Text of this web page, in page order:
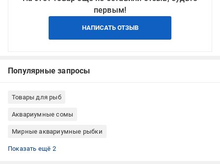
первым!
НАПИСАТЬ ОТЗЫВ
Популярные запросы
Товары для рыб
Аквариумные сомы
Мирные аквариумные рыбки
Стайные аквариумные рыбки
Донные аквариумные рыбки
Показать ещё 2